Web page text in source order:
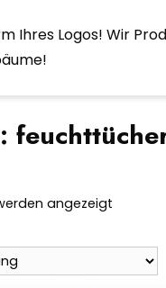
Ihres Logos! Wir
angezeigt